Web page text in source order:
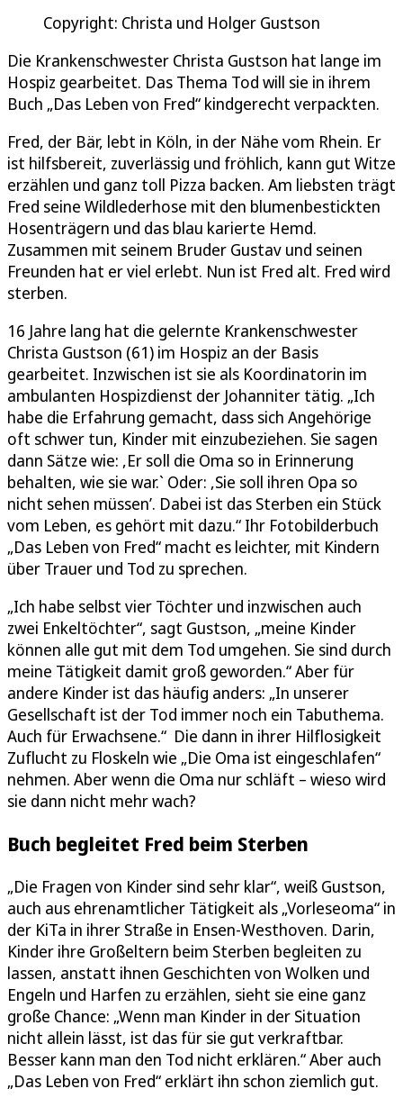
Copyright: Christa und Holger Gustson
Die Krankenschwester Christa Gustson hat lange im
Hospiz gearbeitet. Das Thema Tod will sie in ihrem
Buch „Das Leben von Fred“ kindgerecht verpackten.
Fred, der Bär, lebt in Köln, in der Nähe vom Rhein. Er
ist hilfsbereit, zuverlässig und fröhlich, kann gut Witze
erzählen und ganz toll Pizza backen. Am liebsten trägt
Fred seine Wildlederhose mit den blumenbestickten
Hosenträgern und das blau karierte Hemd.
Zusammen mit seinem Bruder Gustav und seinen
Freunden hat er viel erlebt. Nun ist Fred alt. Fred wird
sterben.
16 Jahre lang hat die gelernte Krankenschwester
Christa Gustson (61) im Hospiz an der Basis
gearbeitet. Inzwischen ist sie als Koordinatorin im
ambulanten Hospizdienst der Johanniter tätig. „Ich
habe die Erfahrung gemacht, dass sich Angehörige
oft schwer tun, Kinder mit einzubeziehen. Sie sagen
dann Sätze wie: ,Er soll die Oma so in Erinnerung
behalten, wie sie war.` Oder: ,Sie soll ihren Opa so
nicht sehen müssen’. Dabei ist das Sterben ein Stück
vom Leben, es gehört mit dazu.“ Ihr Fotobilderbuch
„Das Leben von Fred“ macht es leichter, mit Kindern
über Trauer und Tod zu sprechen.
„Ich habe selbst vier Töchter und inzwischen auch
zwei Enkeltöchter“, sagt Gustson, „meine Kinder
können alle gut mit dem Tod umgehen. Sie sind durch
meine Tätigkeit damit groß geworden.“ Aber für
andere Kinder ist das häufig anders: „In unserer
Gesellschaft ist der Tod immer noch ein Tabuthema.
Auch für Erwachsene.“ Die dann in ihrer Hilflosigkeit
Zuflucht zu Floskeln wie „Die Oma ist eingeschlafen“
nehmen. Aber wenn die Oma nur schläft – wieso wird
sie dann nicht mehr wach?
Buch begleitet Fred beim Sterben
„Die Fragen von Kinder sind sehr klar“, weiß Gustson,
auch aus ehrenamtlicher Tätigkeit als „Vorleseoma“ in
der KiTa in ihrer Straße in Ensen-Westhoven. Darin,
Kinder ihre Großeltern beim Sterben begleiten zu
lassen, anstatt ihnen Geschichten von Wolken und
Engeln und Harfen zu erzählen, sieht sie eine ganz
große Chance: „Wenn man Kinder in der Situation
nicht allein lässt, ist das für sie gut verkraftbar.
Besser kann man den Tod nicht erklären.“ Aber auch
„Das Leben von Fred“ erklärt ihn schon ziemlich gut.